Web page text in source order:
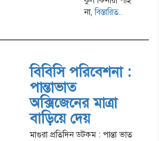
না,বিস্তারিত..
বিবিসি পরিবেশনা :
পান্তাভাত
অক্সিজেনের মাত্রা
বাড়িয়ে দেয়
মাগুরা প্রতিদিন ডটকম : পান্তা ভাত